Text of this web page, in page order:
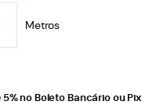
Metros
5%no Boleto Bancário ou Pix